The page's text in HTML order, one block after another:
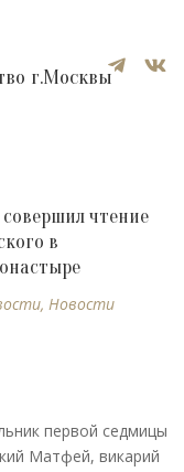
 
г.Москвы
чтение
в
,Новости
первой седмицы
Матфей, викарий